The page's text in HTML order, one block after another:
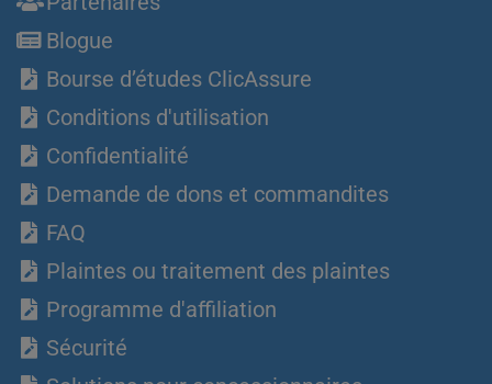
Blogue
Bourse d’études ClicAssure
Conditions d'utilisation
Confidentialité
Demande de dons et commandites
FAQ
Plaintes ou traitement des plaintes
Programme d'affiliation
Sécurité